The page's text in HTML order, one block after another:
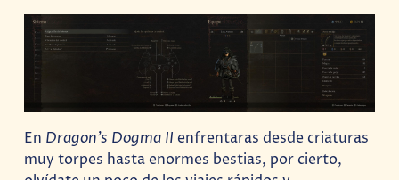
En Dragon’s Dogma IIenfrentaras desde criaturas
muy torpes hasta enormes bestias, por cierto,